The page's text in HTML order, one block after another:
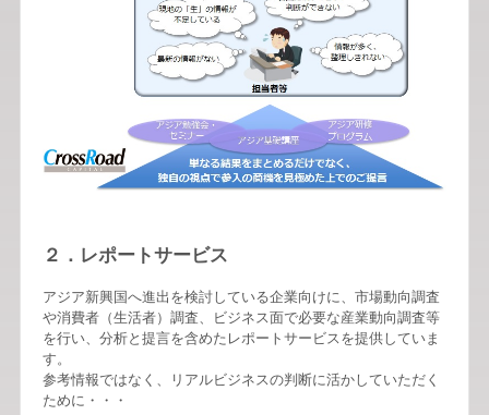
２．レポートサービス
アジア新興国へ進出を検討している企業向けに、市場動向調査
や消費者（生活者）調査、ビジネス面で必要な産業動向調査等
を行い、分析と提言を含めたレポートサービスを提供していま
す。
参考情報ではなく、リアルビジネスの判断に活かしていただく
ために・・・